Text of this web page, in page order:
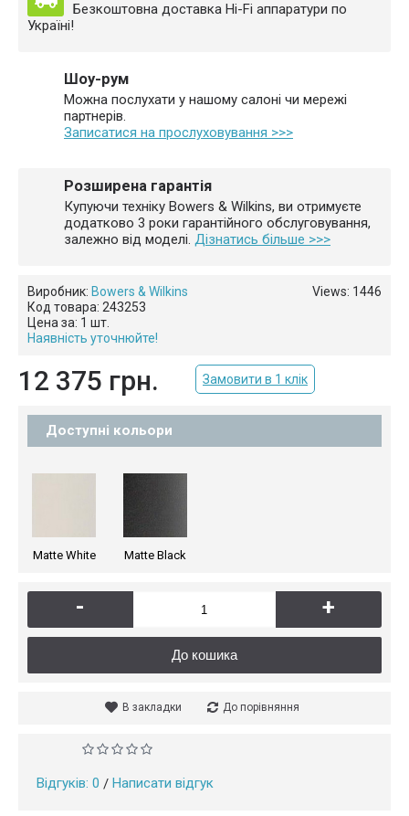
Безкоштовна доставка Hi-Fi аппаратури по
Україні!
Шоу-рум
Можна послухати у нашому салоні чи мережі
партнерів.
Записатися на прослуховування >>>
Розширена гарантія
Купуючи техніку Bowers & Wilkins, ви отримуєте
додатково 3 роки гарантійного обслуговування,
залежно від моделі. Дізнатись більше >>>
Views: 1446
Виробник: Bowers & Wilkins
Код товара: 243253
Цена за: 1 шт.
Наявність уточнюйте!
12 375 грн. Замовити в 1 клік
Доступні кольори
Matte White Matte Black
- +
До кошика
В закладки До порівняння
Відгуків: 0 / Написати відгук